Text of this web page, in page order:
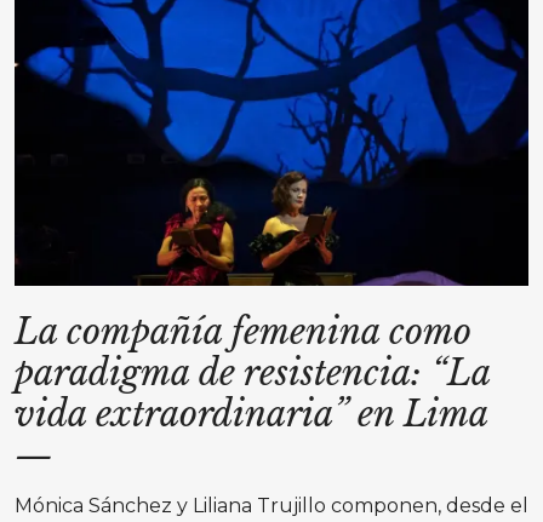
La compañía femenina como
paradigma de resistencia: “La
vida extraordinaria” en Lima
—
Mónica Sánchez y Liliana Trujillo componen, desde el